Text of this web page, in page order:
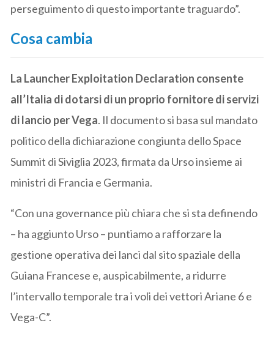
perseguimento di questo importante traguardo”.
Cosa cambia
La Launcher Exploitation Declaration consente
all’Italia di dotarsi di un proprio fornitore di servizi
di lancio per Vega. Il documento si basa sul mandato
politico della dichiarazione congiunta dello Space
Summit di Siviglia 2023, firmata da Urso insieme ai
ministri di Francia e Germania.
“Con una governance più chiara che si sta definendo
– ha aggiunto Urso – puntiamo a rafforzare la
gestione operativa dei lanci dal sito spaziale della
Guiana Francese e, auspicabilmente, a ridurre
l’intervallo temporale tra i voli dei vettori Ariane 6 e
Vega-C”.